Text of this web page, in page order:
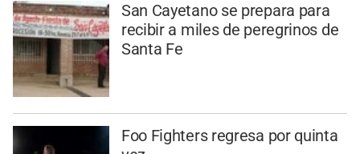
San Cayetano se prepara para
recibir a miles de peregrinos de
Santa Fe
Foo Fighters regresa por quinta